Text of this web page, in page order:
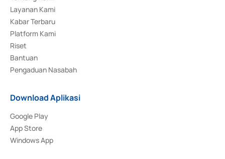
Layanan Kami
Kabar Terbaru
Platform Kami
Riset
Bantuan
Pengaduan Nasabah
Download Aplikasi
Google Play
App Store
Windows App